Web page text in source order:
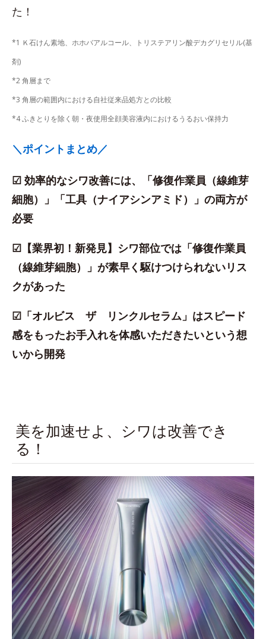
た！
*1 Ｋ石けん素地、ホホバアルコール、トリステアリン酸デカグリセリル(基
剤)
*2 角層まで
*3 角層の範囲内における自社従来品処方との比較
*4 ふきとりを除く朝・夜使用全顔美容液内におけるうるおい保持力
＼ポイントまとめ／
☑ 効率的なシワ改善には、「修復作業員（線維芽
細胞）」「工具（ナイアシンアミド）」の両方が
必要
☑【業界初！新発見】シワ部位では「修復作業員
（線維芽細胞）」が素早く駆けつけられないリス
クがあった
☑「オルビス ザ リンクルセラム」はスピード
感をもったお手入れを体感いただきたいという想
いから開発
美を加速せよ、シワは改善でき
る！